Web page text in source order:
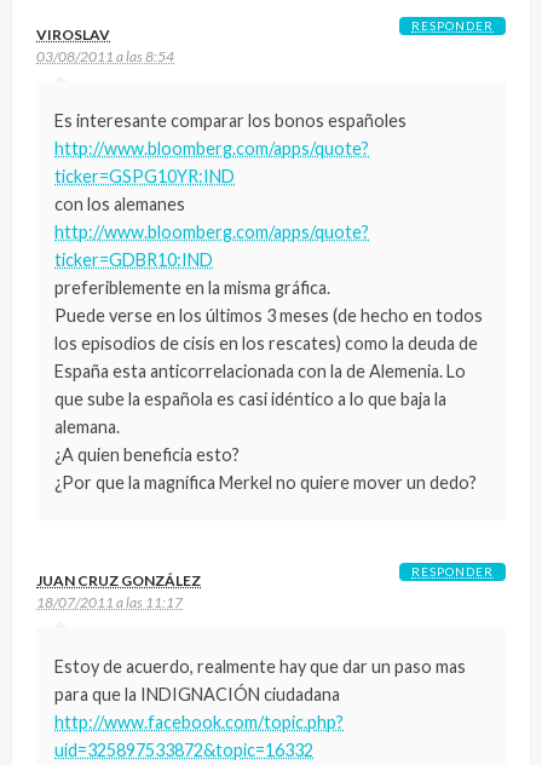
VIROSLAV
03/08/2011 a las 8:54
Es interesante comparar los bonos españoles
http://www.bloomberg.com/apps/quote?
ticker=GSPG10YR:IND
con los alemanes
http://www.bloomberg.com/apps/quote?
ticker=GDBR10:IND
preferiblemente en la misma gráfica.
Puede verse en los últimos 3 meses (de hecho en todos
los episodios de cisis en los rescates) como la deuda de
España esta anticorrelacionada con la de Alemenia. Lo
que sube la española es casi idéntico a lo que baja la
alemana.
¿A quien beneficia esto?
¿Por que la magnífica Merkel no quiere mover un dedo?
RESPONDER
JUAN CRUZ GONZÁLEZ
18/07/2011 a las 11:17
Estoy de acuerdo, realmente hay que dar un paso mas
para que la INDIGNACIÓN ciudadana
http://www.facebook.com/topic.php?
uid=325897533872&topic=16332
RESPONDER